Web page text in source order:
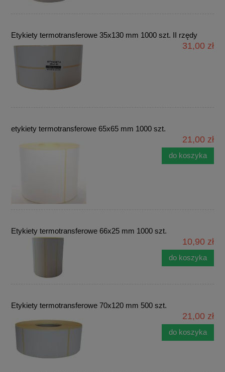
Etykiety termotransferowe 35x130 mm 1000 szt. II rzędy
31,00 zł
etykiety termotransferowe 65x65 mm 1000 szt.
21,00 zł
do koszyka
Etykiety termotransferowe 66x25 mm 1000 szt.
10,90 zł
do koszyka
Etykiety termotransferowe 70x120 mm 500 szt.
21,00 zł
do koszyka